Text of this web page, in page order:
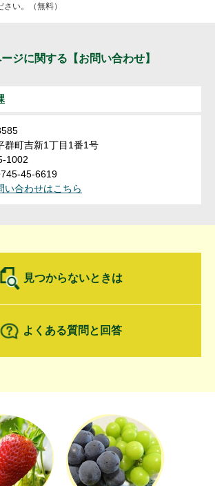
い。（無料）
ジに関する 【お問い合わせ】
群町吉新1丁目1番1号
1002
45-6619
い合わせはこちら
見つからないときは
よくある質問と回答